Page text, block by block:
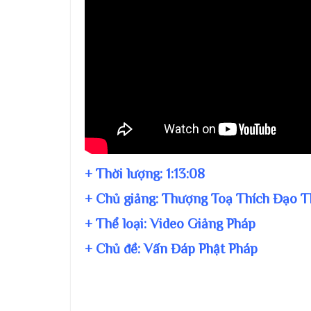
+ Thời lượng: 1:13:08
+ Chủ giảng: Thượng Toạ Thích Đạo
+ Thể loại: Video Giảng Pháp
+ Chủ đề:Vấn Đáp Phật Pháp